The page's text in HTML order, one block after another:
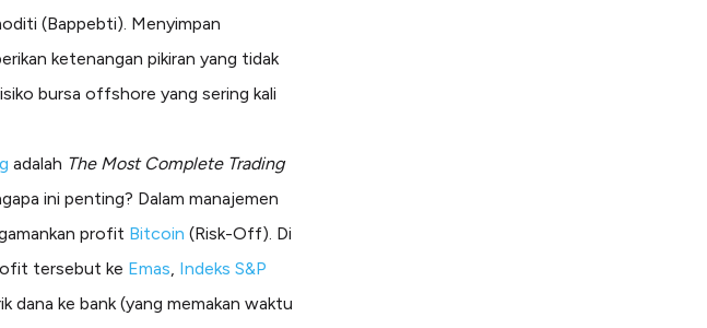
(Bappebti). Menyimpan
ketenangan pikiran yang tidak
bursa offshore yang sering kali
adalah The Most Complete Trading
ini penting? Dalam manajemen
profit Bitcoin (Risk-Off). Di
tersebut ke Emas Indeks S&P
dana ke bank (yang memakan waktu